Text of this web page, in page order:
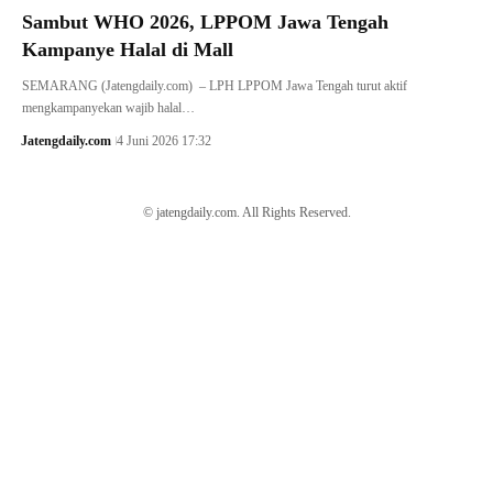
Sambut WHO 2026, LPPOM Jawa Tengah
Kampanye Halal di Mall
SEMARANG (Jatengdaily.com) – LPH LPPOM Jawa Tengah turut aktif
mengkampanyekan wajib halal…
Jatengdaily.com 4 Juni 2026 17:32
© jatengdaily.com. All Rights Reserved.